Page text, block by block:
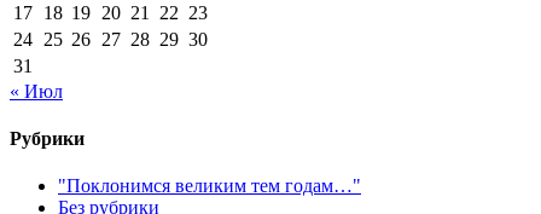
17 18 19 20 21 22 23
24 25 26 27 28 29 30
31
« Июл
Рубрики
"Поклонимся великим тем годам…"
Без рубрики